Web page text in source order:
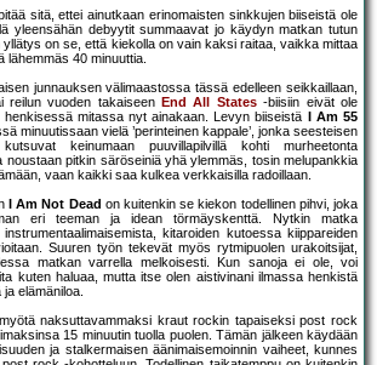
sitä, ettei ainutkaan erinomaisten sinkkujen biiseistä ole
yleensähän debyytit summaavat jo käydyn matkan tutun
yllätys on se, että kiekolla on vain kaksi raitaa, vaikka mittaa
lähemmäs 40 minuuttia.
junnauksen välimaastossa tässä edelleen seikkaillaan,
reilun vuoden takaiseen End All States-biisiin eivät ole
henkisessä mitassa nyt ainakaan. Levyn biiseistä
I Am 55
minuutissaan vielä ’perinteinen kappale’, jonka seesteisen
keinumaan puuvillapilvillä kohti murheetonta
noustaan pitkin säröseiniä yhä ylemmäs, tosin melupankkia
vaan kaikki saa kulkea verkkaisilla radoillaan.
I Am Not Dead on kuitenkin se kiekon todellinen pihvi, joka
eri teeman ja idean törmäyskenttä. Nytkin matka
kitaroiden kutoessa kiippareiden
Suuren työn tekevät myös rytmipuolen urakoitsijat,
matkan varrella melkoisesti. Kun sanoja ei ole, voi
kuten haluaa, mutta itse olen aistivinani ilmassa henkistä
elämäniloa.
naksuttavammaksi kraut rockin tapaiseksi post rock
15 minuutin tuolla puolen. Tämän jälkeen käydään
ja stalkermaisen äänimaisemoinnin vaiheet, kunnes